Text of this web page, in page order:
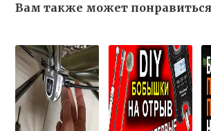
Вам также может